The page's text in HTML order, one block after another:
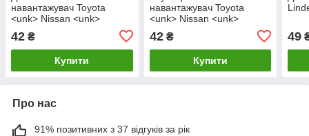
навантажувач Toyota
<unk> Nissan <unk>
<unk> Clark <unk> Linde
<unk> Daewoo <unk> Still
<unk> TCM та ін.
42 ₴
Купити
навантажувач Toyota
<unk> Nissan <unk>
<unk> Clark <unk> Linde
<unk> Daewoo <unk> Still
<unk> TCM та ін
42₴
Купити
49
Про нас
91% позитивних з 37 відгуків за рік